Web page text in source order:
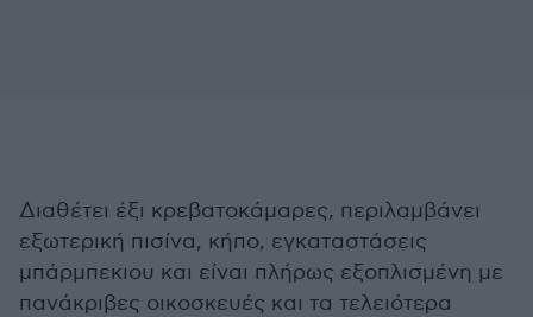
Διαθέτει έξι κρεβατοκάμαρες, περιλαμβάνει
εξωτερική πισίνα, κήπο, εγκαταστάσεις
μπάρμπεκιου και είναι πλήρως εξοπλισμένη με
πανάκριβες οικοσκευές και τα τελειότερα